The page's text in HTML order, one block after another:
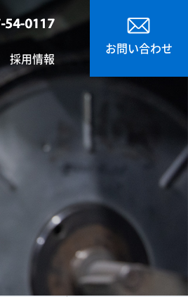
採用情報
お問い合わせ